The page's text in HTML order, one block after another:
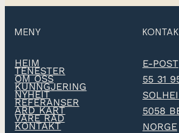
MENY
HEIM
TENESTER
OM OSS
KUNNGJERING
NYHEIT
REFERANSER
ARD KART
VÅRE RÅD
KONTAKT
E-POST
55 31
5058
NORGE